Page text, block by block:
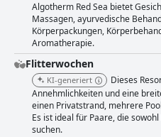
Algotherm Red Sea bietet
Massagen, ayurvedische
Körperpackungen,
Aromatherapie.
Flitterwochen
KI-generiert
Dieses
Annehmlichkeiten und eine
einen Privatstrand, mehrere
Es ist ideal für Paare, die
suchen.